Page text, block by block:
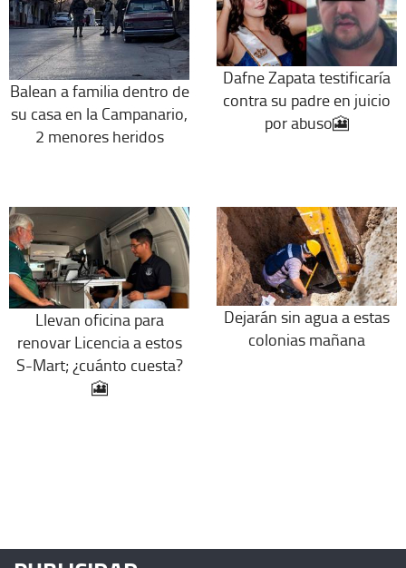
Balean a familia dentro de
su casa en la Campanario,
2 menores heridos
Dafne Zapata testificaría
contra su padre en juicio
por abuso🎦
Llevan oficina para
renovar Licencia a estos
S-Mart; ¿cuánto cuesta?
🎦
Dejarán sin agua a estas
colonias mañana